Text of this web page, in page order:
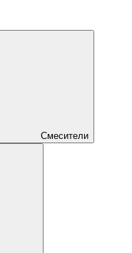
Смесители